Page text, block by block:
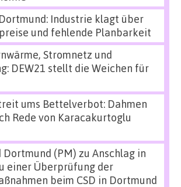
Industrie klagt über
und fehlende Planbarkeit
Stromnetz und
DEW21 stellt die Weichen für
ums Bettelverbot: Dahmen
Rede von Karacakurtoglu
Dortmund (PM) zu Anschlag in
einer Überprüfung der
beim CSD in Dortmund